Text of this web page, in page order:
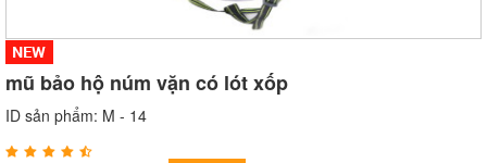
Các sản phẩm về điện
Dụng cụ cầm tay
mũ bảo hộ núm vặn có lót xốp
ID sản phẩm: M - 14